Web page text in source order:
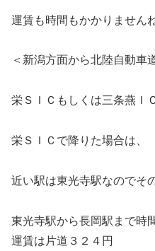
運賃も時間もかかりませんね
＜新潟方面から北陸自動車
栄ＳＩＣもしくは三条燕Ｉ
栄ＳＩＣで降りた場合は、
近い駅は東光寺駅なのでそ
東光寺駅から長岡駅まで時
運賃は片道３２４円